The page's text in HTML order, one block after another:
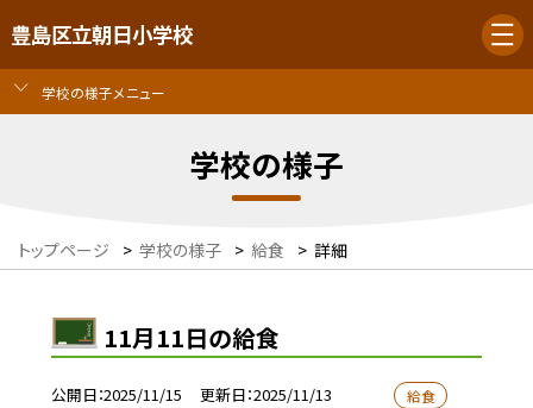
豊島区立朝日小学校
学校の様子メニュー
学校の様子
トップページ > 学校の様子 > 給食 > 詳細
11月11日の給食
公開日 2025/11/15 更新日 2025/11/13 給食